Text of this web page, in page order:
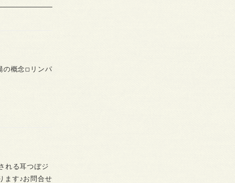
概念◽︎リンパ
れる耳つぼジ
ます♪お問合せ